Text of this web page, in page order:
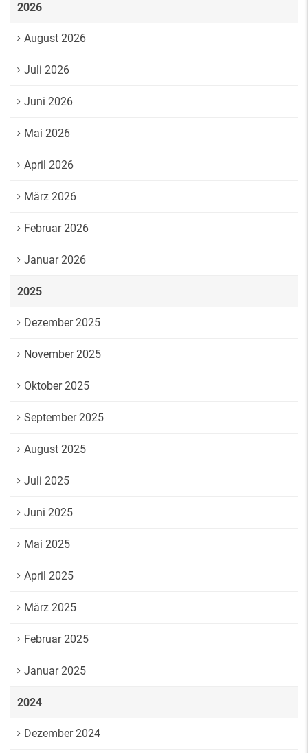
2026
August 2026
Juli 2026
Juni 2026
Mai 2026
April 2026
März 2026
Februar 2026
Januar 2026
2025
Dezember 2025
November 2025
Oktober 2025
September 2025
August 2025
Juli 2025
Juni 2025
Mai 2025
April 2025
März 2025
Februar 2025
Januar 2025
2024
Dezember 2024